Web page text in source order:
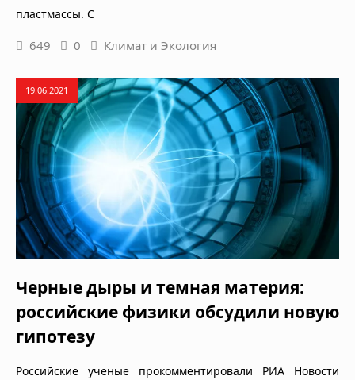
пластмассы. С
649 0 Климат и Экология
19.06.2021
Черные дыры и темная материя:
российские физики обсудили новую
гипотезу
Российские ученые прокомментировали РИА Новости